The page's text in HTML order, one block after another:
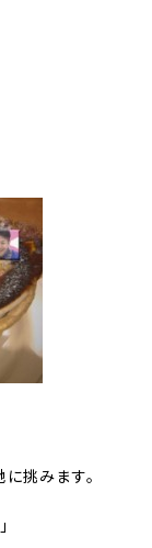
挑みます。
｣